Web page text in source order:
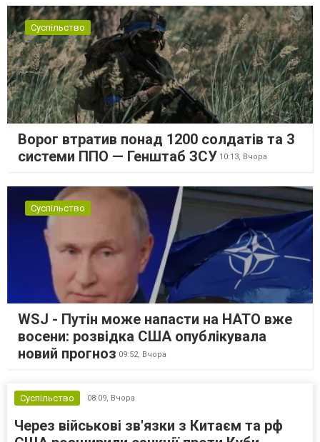
Суспільство
Ворог втратив понад 1200 солдатів та 3
системи ППО — Генштаб ЗСУ 10:13, Вчора
Суспільство
WSJ - Путін може напасти на НАТО вже
восени: розвідка США опублікувала
новий прогноз 09:52, Вчора
Суспільство 08:09, Вчора
Через військові зв'язки з Китаєм та рф